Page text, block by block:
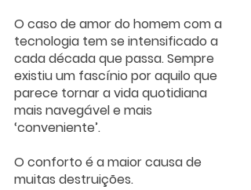
O caso de amor do homem com a
tecnologia tem se intensificado a
cada década que passa. Sempre
existiu um fascínio por aquilo que
parece tornar a vida quotidiana
mais navegável e mais
‘conveniente’.
O conforto é a maior causa de
muitas destruições.